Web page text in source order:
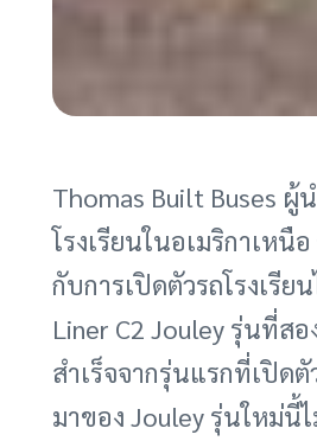
Thomas Built Buses ผู้
โรงเรียนในอเมริกาเหนื
กับการเปิดตัวรถโรงเรีย
Liner C2 Jouley รุ่นที่ส
สำเร็จจากรุ่นแรกที่เปิด
มาของ Jouley รุ่นใหม่นี้